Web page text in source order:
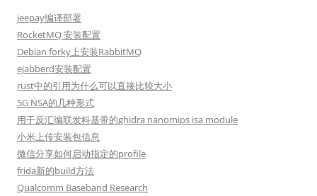
jeepay编译部署
RocketMQ 安装配置
Debian forky上安装RabbitMQ
ejabberd安装配置
rust中的引用为什么可以直接比较大小
5G NSA的几种形式
用于反汇编联发科基带的ghidra nanomips isa module
小米上传安装包信息
微信分享如何启动指定的profile
frida新的build方法
Qualcomm Baseband Research